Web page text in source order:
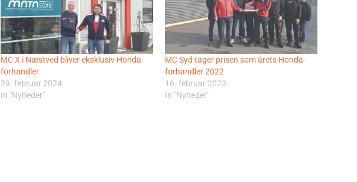
MC X i Næstved bliver eksklusiv Honda-
forhandler
29. februar 2024
In "Nyheder"
MC Syd tager prisen som årets Honda-
forhandler 2022
16. februar 2023
In "Nyheder"